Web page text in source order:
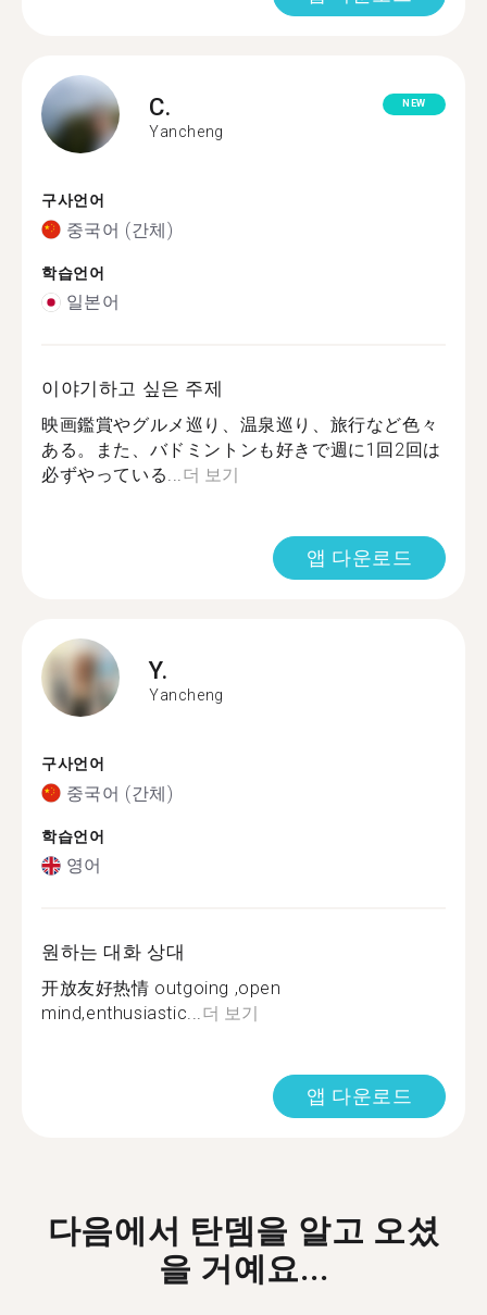
C.
Yancheng
NEW
구사언어
중국어 (간체)
학습언어
일본어
이야기하고 싶은 주제
映画鑑賞やグルメ巡り、温泉巡り、旅行など色々
ある。また、バドミントンも好きで週に1回2回は
必ずやっている...더 보기
앱 다운로드
Y.
Yancheng
구사언어
중국어 (간체)
학습언어
영어
원하는 대화 상대
开放友好热情 outgoing ,open
mind,enthusiastic...더 보기
앱 다운로드
다음에서 탄뎀을 알고 오셨
을 거예요...